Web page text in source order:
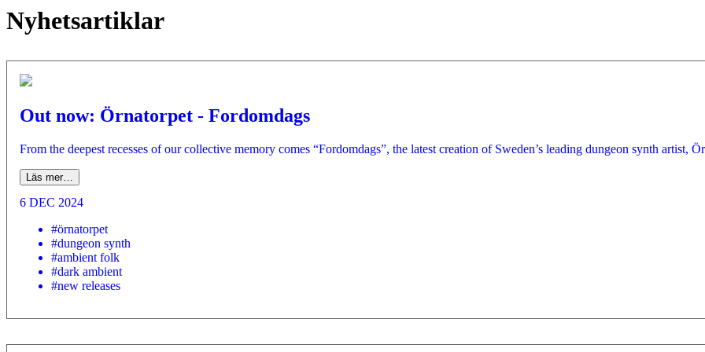
Nyhetsartiklar
Out now: Örnatorpet - Fordomdags
From the deepest recesses of our collective memory comes “Fordomdags”, the latest creation of Sweden’s leading dungeon synth artist,
Läs mer…
6 DEC 2024
#örnatorpet
#dungeon synth
#ambient folk
#dark ambient
#new releases